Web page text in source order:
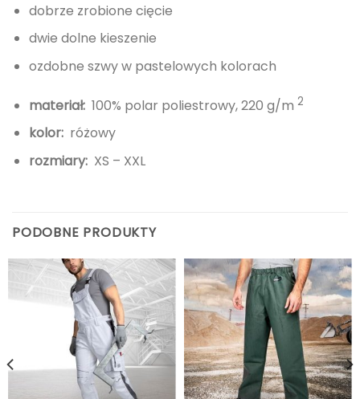
dobrze zrobione cięcie
dwie dolne kieszenie
ozdobne szwy w pastelowych kolorach
materiał: 100% polar poliestrowy, 220 g/m 2
kolor: różowy
rozmiary:XS – XXL
PODOBNE PRODUKTY